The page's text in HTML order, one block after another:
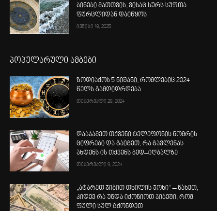
ბინები მათთვის, ვისაც სურს სუფთა
ფურცლიდან დაიწყოს
ივნისი 18, 2025
პოპულარული ამბები
ზოდიაქოს 5 ნიშანი, რომლებიც 2024
წელს გამდიდრდება
თებერვალი 28, 2024
დააჯამეთ თქვენი ტელეფონის ნომრის
ციფრები და გაიგეთ, რა გავლენას
ახდენს ის თქვენს ბედ–იღბალზე
თებერვალი 9, 2024
„ატარეთ ჯიბით თხილის ჯოხი“ – ნახეთ,
კიდევ რა უნდა იქონიოთ ჯიბეში, რომ
ფული სულ გქონდეთ